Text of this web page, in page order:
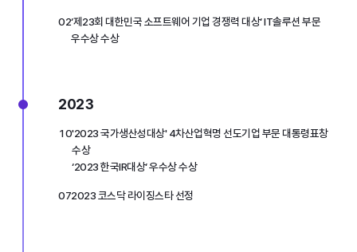
02‘제23회 대한민국 소프트웨어 기업 경쟁력 대상‘ IT솔루션 부문
우수상 수상
2023
10'2023 국가생산성대상' 4차산업혁명 선도기업 부문 대통령표창
수상
‘2023 한국IR대상‘ 우수상 수상
072023 코스닥 라이징스타 선정